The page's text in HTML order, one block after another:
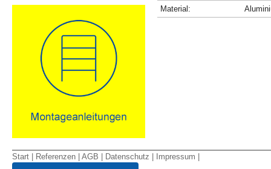
Material:
Start Referenzen AGB Datenschutz Impressum